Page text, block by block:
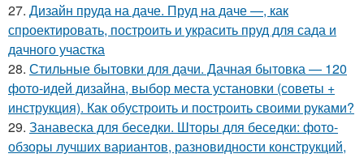
27. Дизайн пруда на даче. Пруд на даче —, как
спроектировать, построить и украсить пруд для сада и
дачного участка
28. Стильные бытовки для дачи. Дачная бытовка — 120
фото-идей дизайна, выбор места установки (советы +
инструкция). Как обустроить и построить своими руками?
29. Занавеска для беседки. Шторы для беседки: фото-
обзоры лучших вариантов, разновидности конструкций,